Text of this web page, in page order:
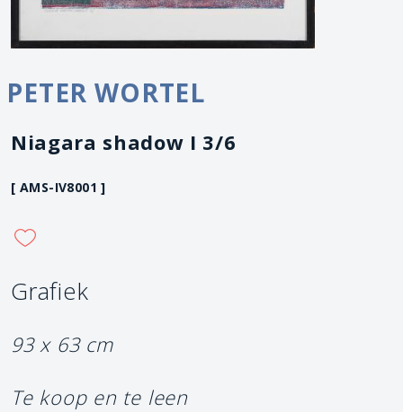
PETER WORTEL
Niagara shadow I 3/6
[ AMS-IV8001 ]
Grafiek
93 x 63 cm
Te koop en te leen